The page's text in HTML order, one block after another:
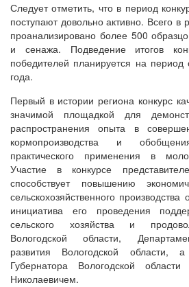
Следует отметить, что в период
поступают довольно активно. Всего в
проанализировано более 500
и сенажа. Подведение итогов
победителей планируется на
года.
Первый в истории региона конкурс
значимой площадкой для
распространения опыта в
кормопроизводства и
практического применения в
Участие в конкурсе
способствует повышению
сельскохозяйственного
инициатива его проведения
сельского хозяйства и
Вологодской области,
развития Вологодской области,
Губернатора Вологодской
Николаевичем.